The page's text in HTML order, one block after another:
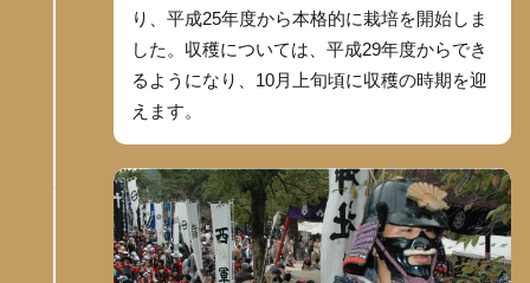
り、平成25年度から本格的に栽培を開始しま
した。収穫については、平成29年度からでき
るようになり、10月上旬頃に収穫の時期を迎
えます。